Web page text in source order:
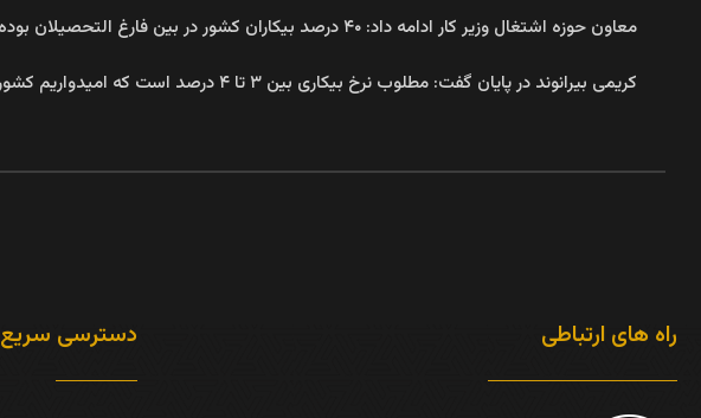
معاون حوزه اشتغال وزیر کار ادامه داد: ۴۰ درصد بیکاران کشور در بین فارغ التحصیلان بوده که بزرگترین دغدغه ما است و پیگیر موضوع هستیم.
کریمی بیرانوند در پایان گفت: مطلوب نرخ بیکاری بین ۳ تا ۴ درصد است که امیدواریم کشور به این نقطه مطلوب برسد و البته پایدار باقی بماند.
راه های ارتباطی دسترسی سریع